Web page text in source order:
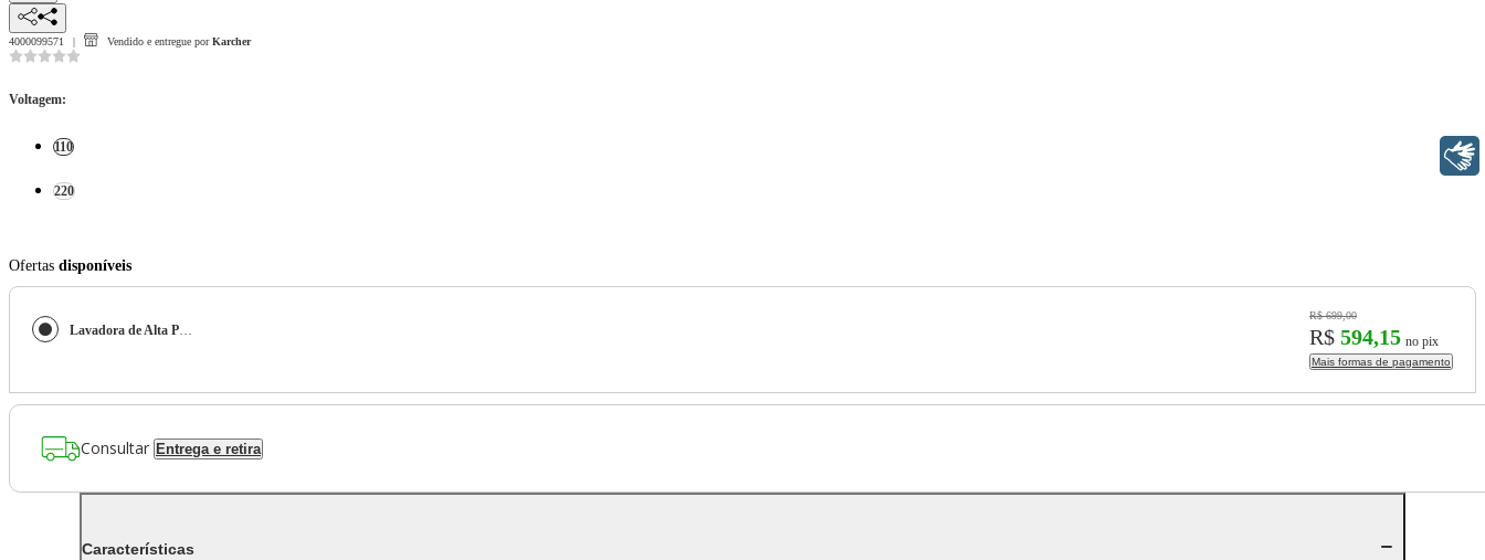
4000099571 Vendido e entregue por Karcher
Voltagem:
110
220
Ofertas disponíveis
Lavadora de Alta Pressão Kärcher Acqua Jet 1830PSI 1500W
R$ 699,00
R$ 594,15 no pix
Mais formas de pagamento
Consultar Entrega e retira
Características